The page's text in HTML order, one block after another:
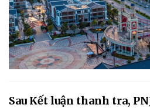
Sau Kết luận thanh tra,